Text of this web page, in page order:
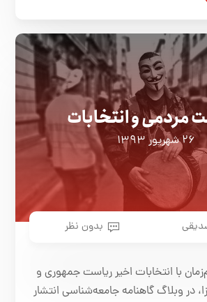
مردمی و انتخابات
۲۶ شهریور ۱۳۹۳
بدون نظر
با انتخابات اخیر ریاست جمهوری و
وبلاگ گاهنامه جامعه‌شناسی انتشار